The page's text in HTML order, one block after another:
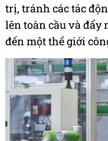
trị, tránh các tác
lên toàn cầu và
đến một thế giới